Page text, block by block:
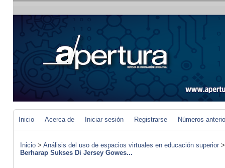
Inicio Acerca de Iniciar sesión Registrarse Números
Inicio > Análisis del uso de espacios virtuales en educación superior
Berharap Sukses Di Jersey Gowes...